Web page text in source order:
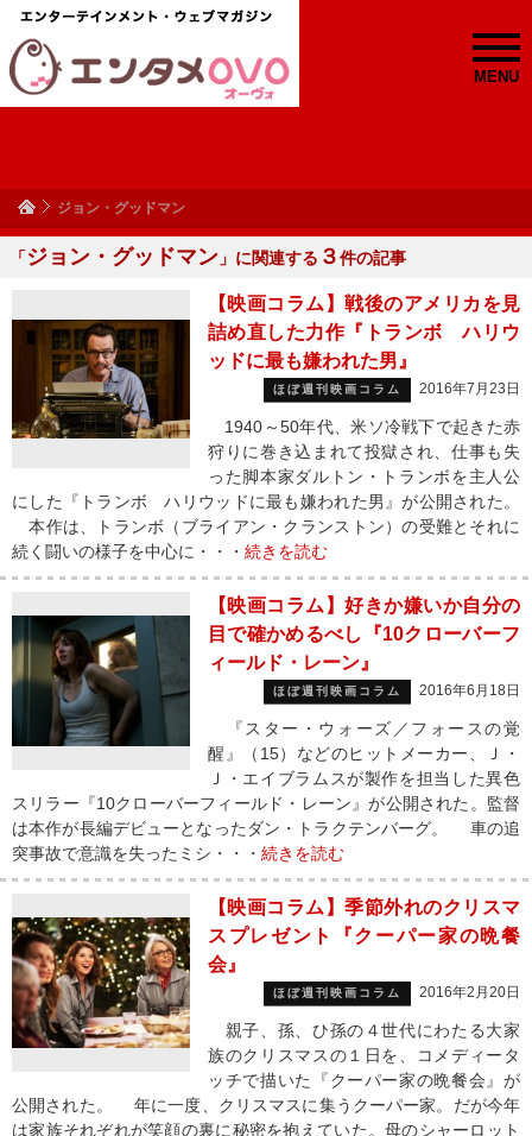
MENU
ジョン・グッドマン
「ジョン・グッドマン 」に関連する ３件の記事
【映画コラム】戦後のアメリカを見
詰め直した力作『トランボ ハリウ
ッドに最も嫌われた男』
ほぼ週刊映画コラム 2016年7月23日
1940～50年代、米ソ冷戦下で起きた赤
狩りに巻き込まれて投獄され、仕事も失
った脚本家ダルトン・トランボを主人公
にした『トランボ ハリウッドに最も嫌われた男』が公開された。
本作は、トランボ（ブライアン・クランストン）の受難とそれに
続く闘いの様子を中心に・・・ 続きを読む
【映画コラム】好きか嫌いか自分の
目で確かめるべし『10クローバーフ
ィールド・レーン』
ほぼ週刊映画コラム 2016年6月18日
『スター・ウォーズ／フォースの覚
醒』（15）などのヒットメーカー、Ｊ・
Ｊ・エイブラムスが製作を担当した異色
スリラー『10クローバーフィールド・レーン』が公開された。監督
は本作が長編デビューとなったダン・トラクテンバーグ。 車の追
突事故で意識を失ったミシ・・・ 続きを読む
【映画コラム】季節外れのクリスマ
スプレゼント『クーパー家の晩餐
会』
ほぼ週刊映画コラム 2016年2月20日
親子、孫、ひ孫の４世代にわたる大家
族のクリスマスの１日を、コメディータ
ッチで描いた『クーパー家の晩餐会』が
公開された。 年に一度、クリスマスに集うクーパー家。だが今年
は家族それぞれが笑顔の裏に秘密を抱えていた。母のシャーロット